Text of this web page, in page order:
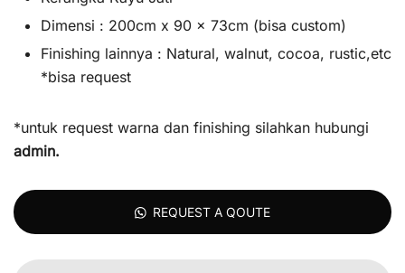
Dimensi : 200cm x 90 x 73cm (bisa custom)
Finishing lainnya : Natural, walnut, cocoa, rustic,etc
*bisa request
*untuk request warna dan finishing silahkan hubungi
admin.
REQUEST A QOUTE